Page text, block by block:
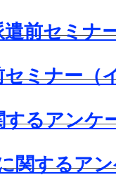
前セミナ
ミナー（
るアンケ
関するア